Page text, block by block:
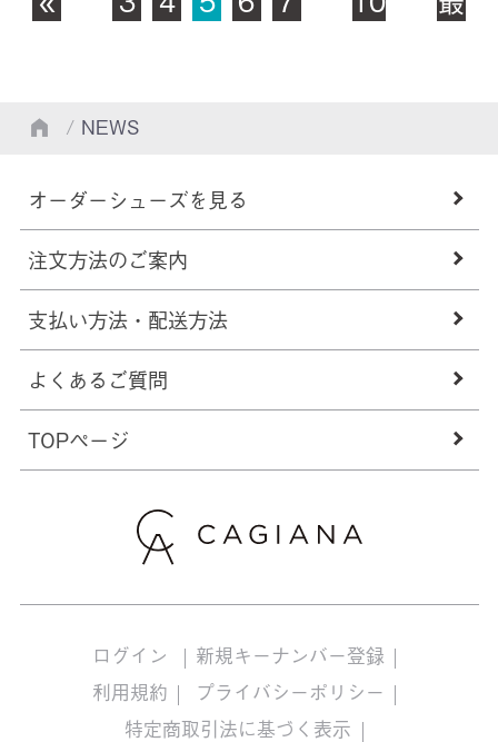
/ NEWS
オーダーシューズを見る
注文方法のご案内
支払い方法・配送方法
よくあるご質問
TOPページ
ログイン
新規キーナンバー登録
利用規約
プライバシーポリシー
特定商取引法に基づく表示